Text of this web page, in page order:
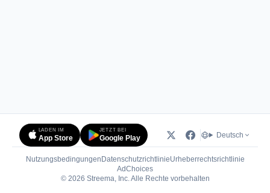
LADEN IM
App Store
JETZT BEI
Google Play Deutsch
Nutzungsbedingungen DatenschutzrichtlinieUrheberrechtsrichtlinie
AdChoices(öffnet in neuem Tab)
© 2026 Streema, Inc. Alle Rechte vorbehalten